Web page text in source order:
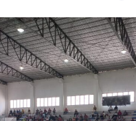
V
o
l
i
I
n
d
o
o